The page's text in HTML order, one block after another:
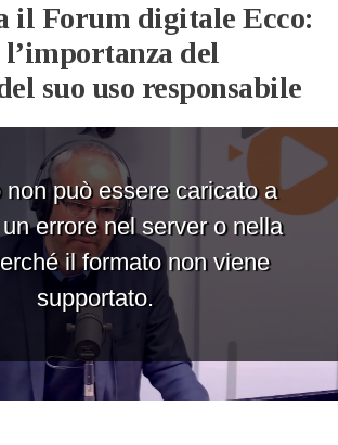
il Forum digitale Ecco:
del
suo uso responsabile